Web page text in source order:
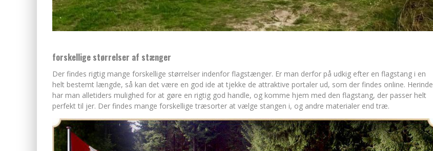
forskellige størrelser af stænger
Der findes rigtig mange forskellige størrelser indenfor flagstænger. Er man derfor på udkig efter en flagstang i en
helt bestemt længde, så kan det være en god ide at tjekke de attraktive portaler ud, som der findes online. Herinde
har man alletiders mulighed for at gøre en rigtig god handle, og komme hjem med den flagstang, der passer helt
perfekt til jer. Der findes mange forskellige træsorter at vælge stangen i, og andre materialer end træ.